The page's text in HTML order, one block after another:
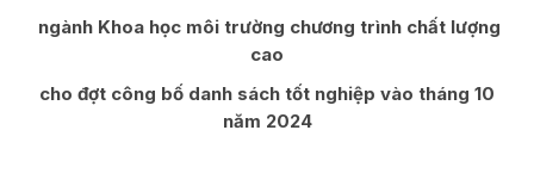
ngành Khoa học môi trường chương trình chất lượng
cao
cho đợt công bố danh sách tốt nghiệp vào tháng 10
năm 2024